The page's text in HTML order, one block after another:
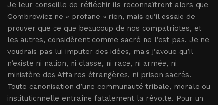
Je leur conseille de réfléchir ils reconnaîtront alors que
Gombrowicz ne « profane » rien, mais qu’il essaie de
prouver que ce que beaucoup de nos compatriotes, et
les autres, considèrent comme sacré ne l’est pas. Je ne
voudrais pas lui imputer des idées, mais j’avoue qu’il
n’existe ni nation, ni classe, ni race, ni armée, ni
ministère des Affaires étrangères, ni prison sacrés.
Toute canonisation d’une communauté tribale, morale ou
institutionnelle entraîne fatalement la révolte. Pour un